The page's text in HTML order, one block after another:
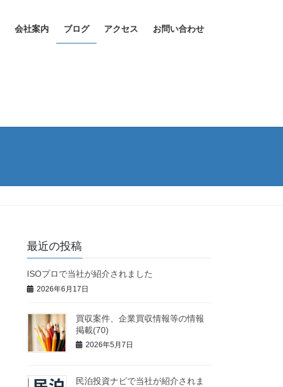
会社案内 ブログ アクセス お問い合わせ
最近の投稿
ISOプロで当社が紹介されました
2026年6月17日
買収案件、企業買収情報等の情報
掲載(70)
2026年5月7日
民泊投資ナビで当社が紹介されま